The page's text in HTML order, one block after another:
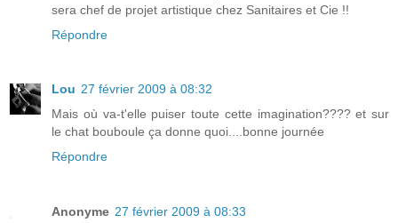
sera chef de projet artistique chez Sanitaires et Cie !!
Répondre
Lou 27 février 2009 à 08:32
Mais où va-t'elle puiser toute cette imagination???? et sur
le chat bouboule ça donne quoi....bonne journée
Répondre
Anonyme 27 février 2009 à 08:33